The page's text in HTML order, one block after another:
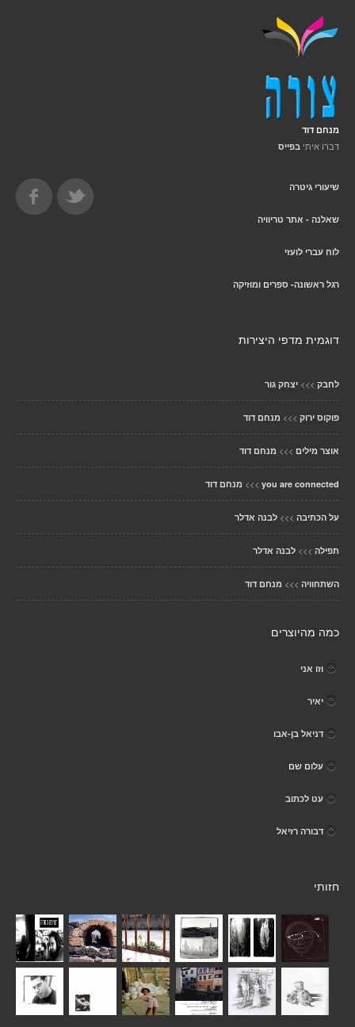
מנחם דוד
דברו איתי בפייס
שיעורי גיטרה
שאלנה - אתר טריוויה
לוח עברי לועזי
רגל ראשונה- ספרים ומוזיקה
דוגמית מדפי היצירות
לחבק >>> יצחק גור
פוקוס ירוק >>> מנחם דוד
אוצר מילים >>> מנחם דוד
you are connected
>>> מנחם דוד
על הכתיבה >>> לבנה אדלר
תפילה >>> לבנה אדלר
השתחוויה >>> מנחם דוד
כמה מהיוצרים
וזו אני
יאיר
דניאל בן-אבו
עלום שם
עט לכתוב
דבורה רזיאל
חזותי